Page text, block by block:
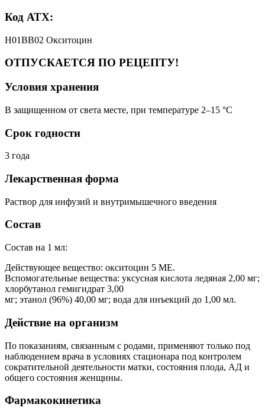
Код АТХ:
H01BB02 Окситоцин
ОТПУСКАЕТСЯ ПО РЕЦЕПТУ!
Условия хранения
В защищенном от света месте, при температуре 2–15 °C
Срок годности
3 года
Лекарственная форма
Раствор для инфузий и внутримышечного введения
Состав
Состав на 1 мл:
Действующее вещество: окситоцин 5 МЕ.
Вспомогательные вещества: уксусная кислота ледяная 2,00 мг;
хлорбутанол гемигидрат 3,00
мг; этанол (96%) 40,00 мг; вода для инъекций до 1,00 мл.
Действие на организм
По показаниям, связанным с родами, применяют только под
наблюдением врача в условиях стационара под контролем
сократительной деятельности матки, состояния плода, АД и
общего состояния женщины.
Фармакокинетика